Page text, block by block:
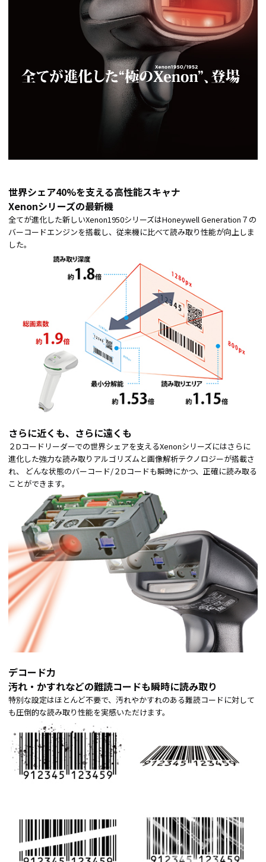
世界シェア40%を支える高性能スキャナ
Xenonシリーズの最新機
全てが進化した新しいXenon1950シリーズはHoneywell Generation７の
バーコードエンジンを搭載し、従来機に比べて読み取り性能が向上しま
した。
さらに近くも、さらに遠くも
２Dコードリーダーでの世界シェアを支えるXenonシリーズにはさらに
進化した強力な読み取りアルゴリズムと画像解析テクノロジーが搭載さ
れ、 どんな状態のバーコード/２Dコードも瞬時にかつ、正確に読み取る
ことができます。
デコード力
汚れ・かすれなどの難読コードも瞬時に読み取り
特別な設定はほとんど不要で、汚れやかすれのある難読コードに対して
も圧倒的な読み取り性能を実感いただけます。